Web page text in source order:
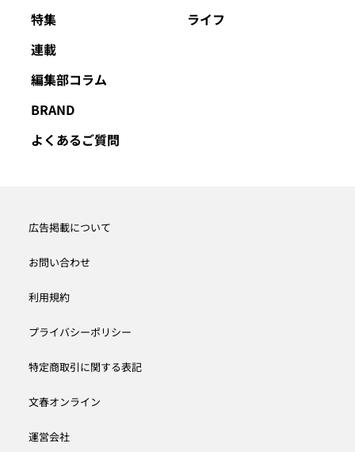
特集
連載
編集部コラム
BRAND
よくあるご質問
ライフ
広告掲載について
お問い合わせ
利用規約
プライバシーポリシー
特定商取引に関する表記
文春オンライン
運営会社